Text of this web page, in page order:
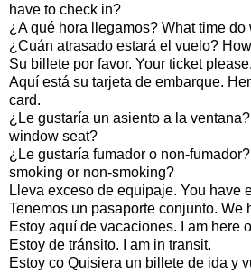
have to check in?
¿A qué hora llegamos? What time do
¿Cuán atrasado estará el vuelo?
Su billete por favor. Your ticket please.
Aquí está su tarjeta de embarque.
card.
¿Le gustaría un asiento a la
window seat?
¿Le gustaría fumador o non-
smoking or non-smoking?
Lleva exceso de equipaje. You have
Tenemos un pasaporte conjunto. We
Estoy aquí de vacaciones. I am here
Estoy de tránsito. I am in transit.
Estoy co Quisiera un billete de ida y